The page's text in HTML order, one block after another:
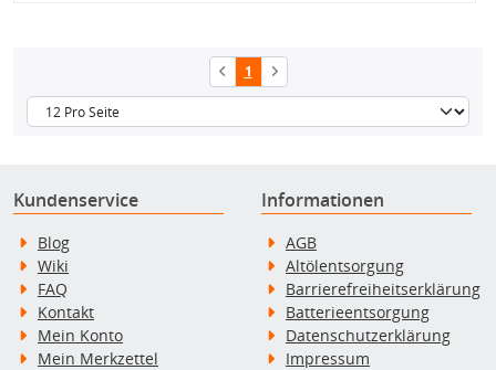
1
Kundenservice
Blog
Wiki
FAQ
Kontakt
Mein Konto
Mein Merkzettel
Informationen
AGB
Altölentsorgung
Barrierefreiheitserklärung
Batterieentsorgung
Datenschutzerklärung
Impressum